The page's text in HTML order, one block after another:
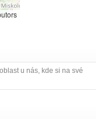
u nás, kde si na své